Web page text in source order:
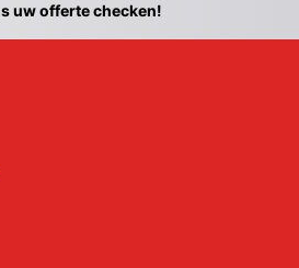
uw offerte checken!